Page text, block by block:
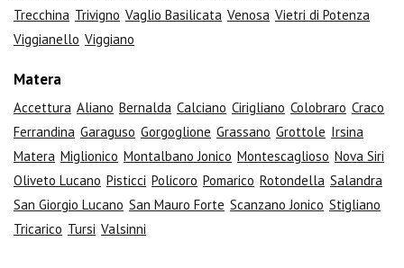
Trecchina Trivigno Vaglio Basilicata Venosa Vietri di Potenza
Viggianello Viggiano
Matera
Accettura Aliano Bernalda Calciano Cirigliano Colobraro Craco
Ferrandina Garaguso Gorgoglione Grassano Grottole Irsina
Matera Miglionico Montalbano Jonico Montescaglioso Nova Siri
Oliveto Lucano Pisticci Policoro Pomarico Rotondella Salandra
San Giorgio Lucano San Mauro Forte Scanzano Jonico Stigliano
Tricarico Tursi Valsinni